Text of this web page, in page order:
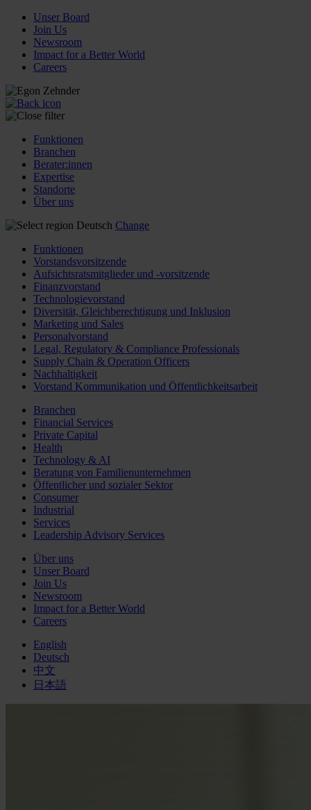
Unser Board
Join Us
Newsroom
Impact for a Better World
Careers
Funktionen
Branchen
Berater:innen
Expertise
Standorte
Über uns
Deutsch Change
Funktionen
Vorstandsvorsitzende
Aufsichtsratsmitglieder und -vorsitzende
Finanzvorstand
Technologievorstand
Diversität, Gleichberechtigung und Inklusion
Marketing und Sales
Personalvorstand
Legal, Regulatory & Compliance Professionals
Supply Chain & Operation Officers
Nachhaltigkeit
Vorstand Kommunikation und Öffentlichkeitsarbeit
Branchen
Financial Services
Private Capital
Health
Technology & AI
Beratung von Familienunternehmen
Öffentlicher und sozialer Sektor
Consumer
Industrial
Services
Leadership Advisory Services
Über uns
Unser Board
Join Us
Newsroom
Impact for a Better World
Careers
English
Deutsch
中文
日本語